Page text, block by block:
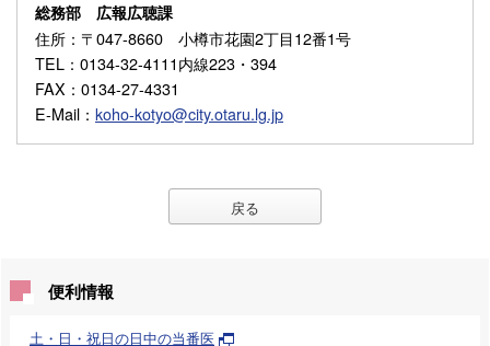
総務部 広報広聴課
住所 ：〒047-8660 小樽市花園2丁目12番1号
TEL ：0134-32-4111内線223・394
FAX ：0134-27-4331
E-Mail ： koho-kotyo@city.otaru.lg.jp
戻る
便利情報
土・日・祝日の日中の当番医